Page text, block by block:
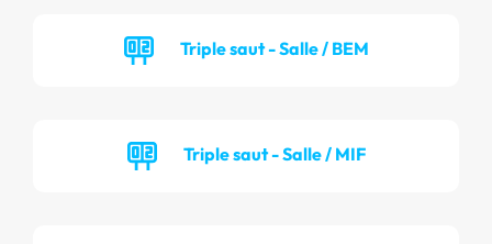
Triple saut - Salle / BEM
Triple saut - Salle / MIF